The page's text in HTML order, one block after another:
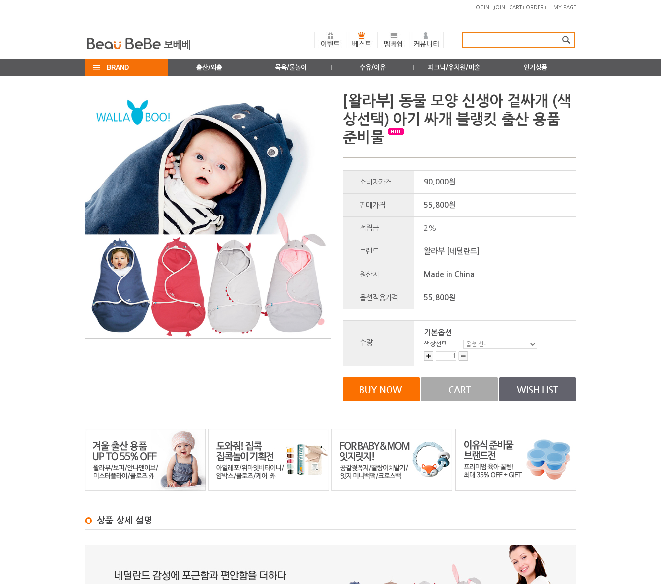
LOGIN JOIN CART ORDER MY PAGE
BRAND 출산/외출 목욕/물놀이 수유/이유 피크닉/유치원/미술 인기상품
[왈라부] 동물 모양 신생아 겉싸개 (색
상선택) 아기 싸개 블랭킷 출산 용품
준비물
소비자가격 90,000원
판매가격 55,800원
적립금 2%
브랜드 왈라부 [네덜란드]
원산지 Made in China
옵션적용가격 55,800원
수량
기본옵션
색상선택
상품 상세 설명